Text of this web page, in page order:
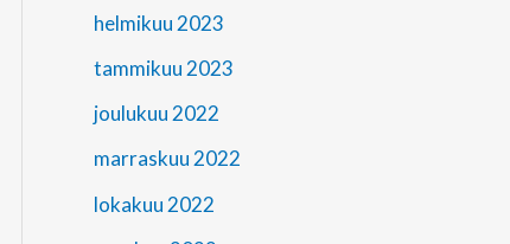
helmikuu 2023
tammikuu 2023
joulukuu 2022
marraskuu 2022
lokakuu 2022